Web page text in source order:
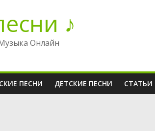
♪
Онлайн
ПЕСНИ ДЕТСКИЕ ПЕСНИ СТАТЬИ